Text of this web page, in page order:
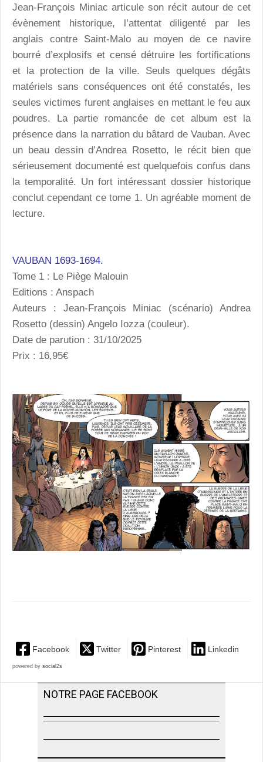
Jean-François Miniac articule son récit autour de cet
évènement historique, l’attentat diligenté par les
anglais contre Saint-Malo au moyen de ce navire
bourré d’explosifs et censé détruire les fortifications
et la protection de la ville. Seuls quelques dégâts
matériels sans conséquences ont été constatés, les
seules victimes furent anglaises en mettant le feu aux
poudres. La partie romancée de cet album est la
présence dans la narration du bâtard de Vauban. Avec
un beau dessin d’Andrea Rosetto, le récit bien que
sérieusement documenté est quelquefois confus dans
la temporalité. Un fort intéressant dossier historique
conclut cependant ce tome 1. Un agréable moment de
lecture.
VAUBAN 1693-1694.
Tome 1 : Le Piège Malouin
Editions : Anspach
Auteurs : Jean-François Miniac (scénario) Andrea
Rosetto (dessin) Angelo Iozza (couleur).
Date de parution : 31/10/2025
Prix : 16,95€
Facebook Twitter Pinterest Linkedin
powered by social2s
NOTRE PAGE FACEBOOK